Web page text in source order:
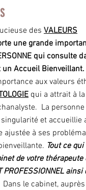
des VALEURS
une grande
qui consulte
un Accueil Bienveillant.
aux valeurs
qui a attrait à la
La
et accueillie
ajustée à ses
Tout ce
de votre thérapeute
ainsi
Dans le cabinet,